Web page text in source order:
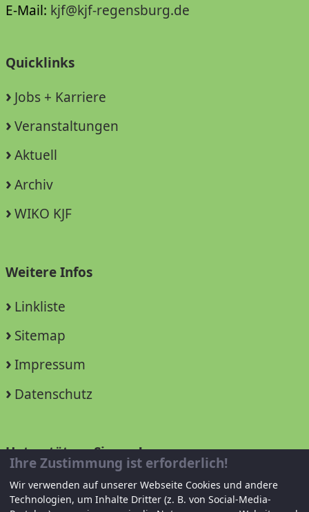
E-Mail: kjf@kjf-regensburg.de
Quicklinks
Jobs + Karriere
Veranstaltungen
Aktuell
Archiv
WIKO KJF
Weitere Infos
Linkliste
Sitemap
Impressum
Datenschutz
Unterstützen Sie uns!
Mitglied werden
Ihre Zustimmung ist erforderlich!
Wir verwenden auf unserer Webseite Cookies und andere
Technologien, um Inhalte Dritter (z. B. von Social-Media-